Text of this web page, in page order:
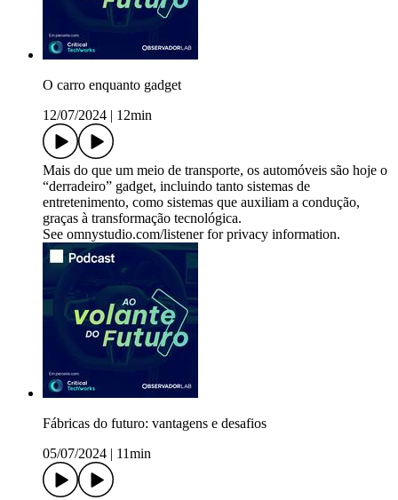
O carro enquanto gadget
12/07/2024
12min
Mais do que um meio de transporte, os automóveis são hoje o
“derradeiro” gadget, incluindo tanto sistemas de
entretenimento, como sistemas que auxiliam a condução,
graças à transformação tecnológica.
See omnystudio.com/listener for privacy information.
Fábricas do futuro: vantagens e desafios
05/07/2024
11min